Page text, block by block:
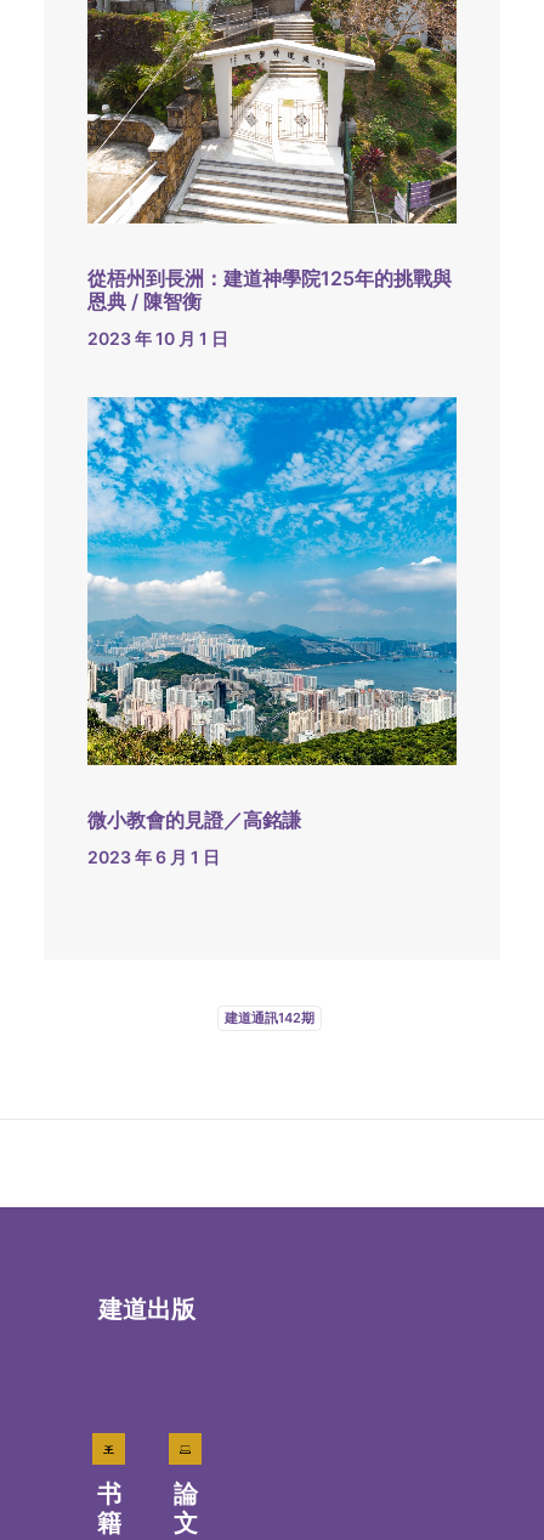
從梧州到長洲：建道神學院125年的挑戰與
恩典 / 陳智衡
2023 年 10 月 1 日
微小教會的見證／高銘謙
2023 年 6 月 1 日
建道通訊142期
建道出版
书
籍
論
文